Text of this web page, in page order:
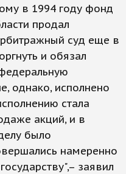
в 1994 году фонд
продал
суд еще в
и обязал
однако, исполнено
стала
акций, и в
было
намеренно
заявил